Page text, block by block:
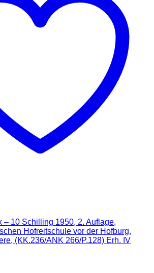
– 10 Schilling 1950, 2. Auflage,
Hofreitschule vor der Hofburg,
(KK.236/ANK 266/P.128) Erh. IV